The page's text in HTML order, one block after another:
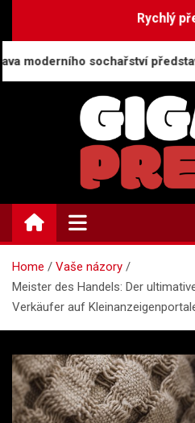
Rychlý
představuje pět
GigaPress.cz
Zpravodajství | Press info
Home
Vaše názory
Meister des Handels: Der
Verkäufer auf